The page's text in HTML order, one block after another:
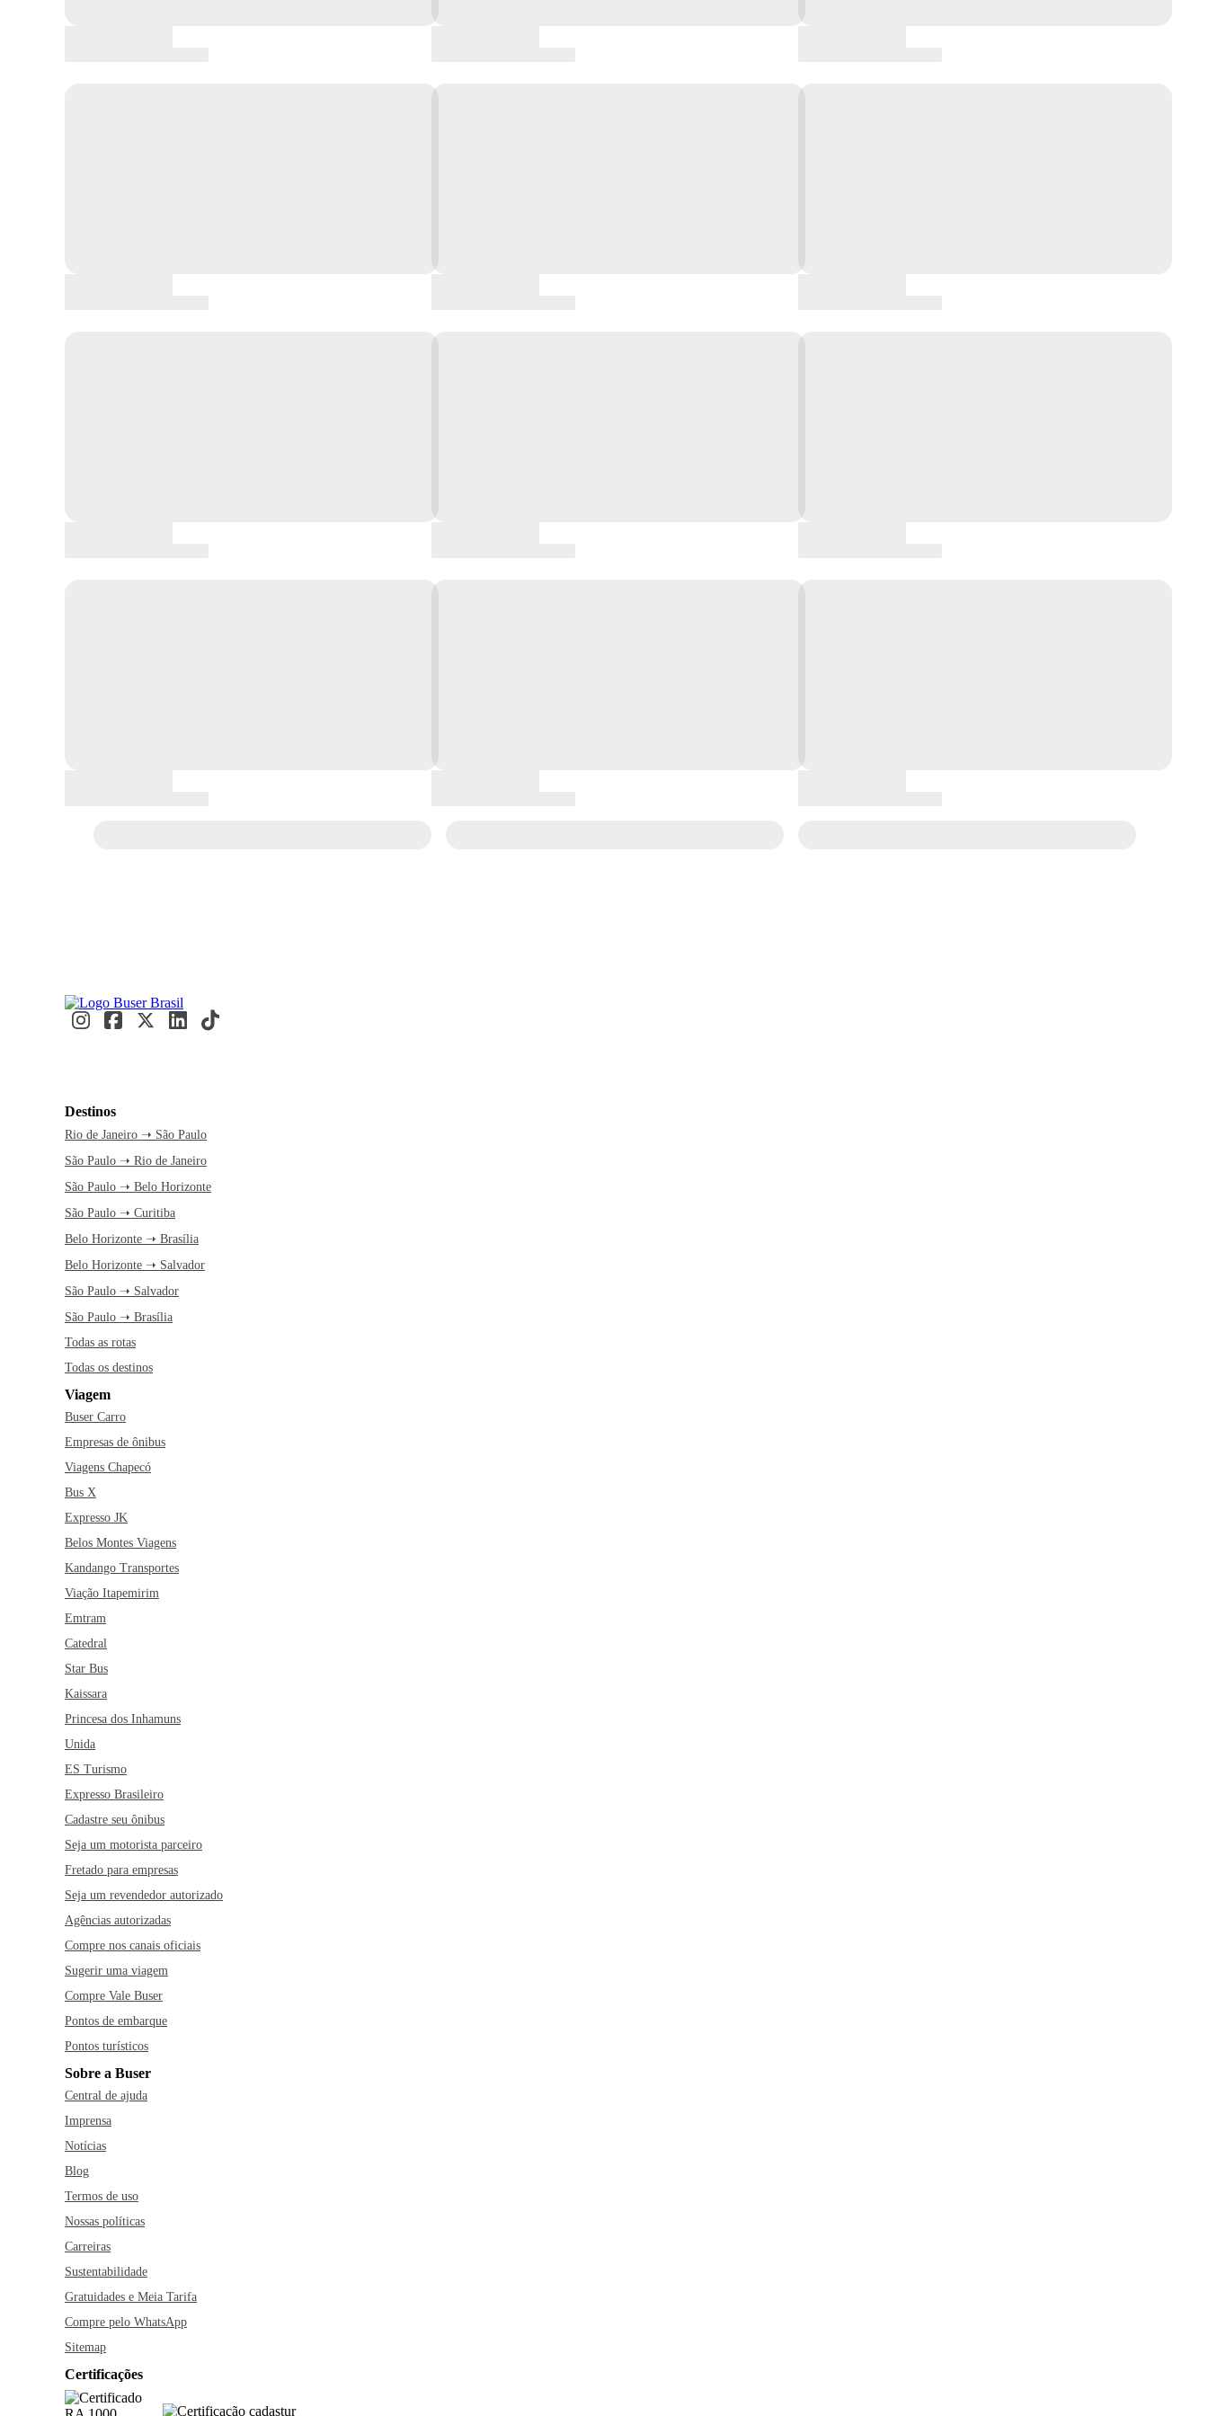
Destinos
Rio de Janeiro ➝ São Paulo
São Paulo ➝ Rio de Janeiro
São Paulo ➝ Belo Horizonte
São Paulo ➝ Curitiba
Belo Horizonte ➝ Brasília
Belo Horizonte ➝ Salvador
São Paulo ➝ Salvador
São Paulo ➝ Brasília
Todas as rotas
Todas os destinos
Viagem
Buser Carro
Empresas de ônibus
Viagens Chapecó
Bus X
Expresso JK
Belos Montes Viagens
Kandango Transportes
Viação Itapemirim
Emtram
Catedral
Star Bus
Kaissara
Princesa dos Inhamuns
Unida
ES Turismo
Expresso Brasileiro
Cadastre seu ônibus
Seja um motorista parceiro
Fretado para empresas
Seja um revendedor autorizado
Agências autorizadas
Compre nos canais oficiais
Sugerir uma viagem
Compre Vale Buser
Pontos de embarque
Pontos turísticos
Sobre a Buser
Central de ajuda
Imprensa
Notícias
Blog
Termos de uso
Nossas políticas
Carreiras
Sustentabilidade
Gratuidades e Meia Tarifa
Compre pelo WhatsApp
Sitemap
Certificações